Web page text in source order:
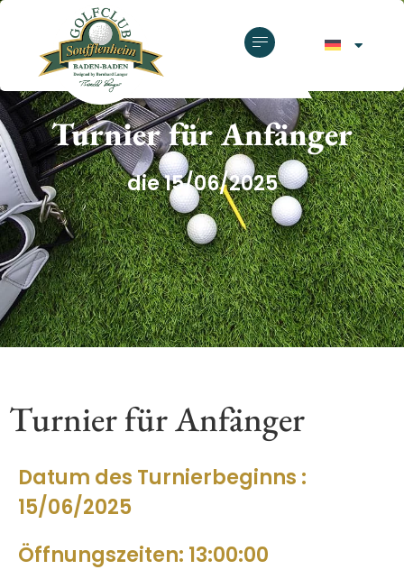
Turnier für Anfänger
die 15/06/2025
Turnier für Anfänger
Datum des Turnierbeginns :
15/06/2025
Öffnungszeiten: 13:00:00